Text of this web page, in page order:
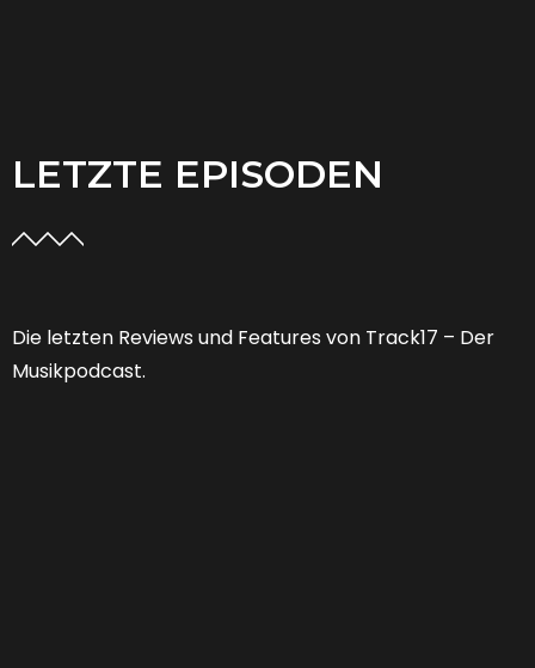
LETZTE EPISODEN
Die letzten Reviews und Features von Track17 – Der
Musikpodcast.